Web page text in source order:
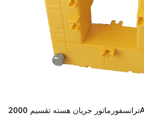
ترانسفورماتور جریان هسته تقسیم 2000A 4000A برای کنتور